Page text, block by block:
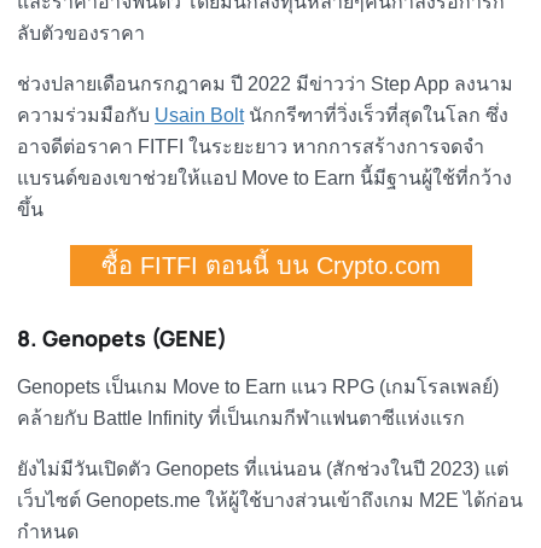
ลับตัวของราคา
ช่วงปลายเดือนกรกฎาคม ปี 2022 มีข่าวว่า Step App ลงนาม
ความร่วมมือกับ Usain Boltนักกรีฑาที่วิ่งเร็วที่สุดในโลก ซึ่ง
อาจดีต่อราคา FITFI ในระยะยาว หากการสร้างการจดจำ
แบรนด์ของเขาช่วยให้แอป Move to Earn นี้มีฐานผู้ใช้ที่กว้าง
ขึ้น
ซื้อ FITFI ตอนนี้ บน Crypto.com
8. Genopets (GENE)
Genopets เป็นเกม Move to Earn แนว RPG (เกมโรลเพลย์)
คล้ายกับ Battle Infinity ที่เป็นเกมกีฬาแฟนตาซีแห่งแรก
ยังไม่มีวันเปิดตัว Genopets ที่แน่นอน (สักช่วงในปี 2023) แต่
เว็บไซต์ Genopets.me ให้ผู้ใช้บางส่วนเข้าถึงเกม M2E ได้ก่อน
กำหนด